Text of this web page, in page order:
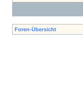
Foren-Übersicht